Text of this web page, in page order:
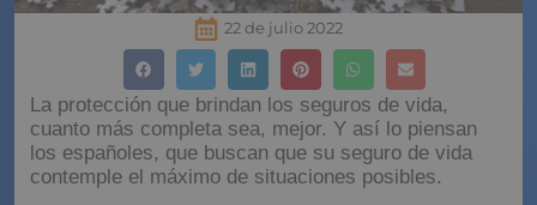
22 de julio 2022
La protección que brindan los seguros de vida,
cuanto más completa sea, mejor. Y así lo piensan
los españoles, que buscan que su seguro de vida
contemple el máximo de situaciones posibles.